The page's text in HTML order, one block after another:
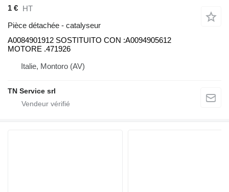
1 € HT
Pièce détachée - catalyseur
A0084901912 SOSTITUITO CON :A0094905612
MOTORE .471926
Italie, Montoro (AV)
TN Service srl